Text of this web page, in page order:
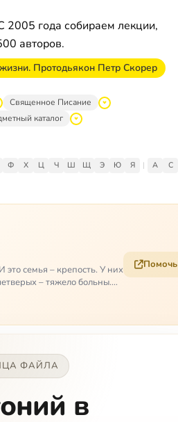
2005 года собираем лекции,
авторов.
Протодьякон Петр Скорер
Священное Писание
каталог
Ф Х Ц Ч Ш Щ Э Ю Я | A C
это семья – крепость. У них
– тяжело больны.…
Помочь
ФАЙЛА
в